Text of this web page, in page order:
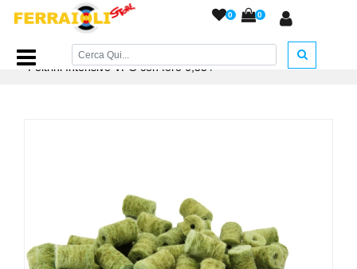
0 0
Home Page/ACCESSORI ARMERIA/Accessori Pulizia
Feltrini Intensive VFG con foro 6,35/